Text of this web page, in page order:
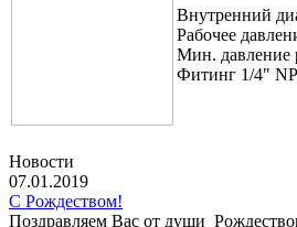
Внутренний
Рабочее
Мин. давление
Фитинг 1/4"
Новости
07.01.2019
С Рождеством!
Поздравляем Вас от души